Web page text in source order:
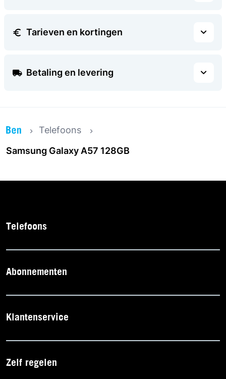
Tarieven en kortingen
Betaling en levering
Telefoons
Samsung Galaxy A57 128GB
Telefoons
Abonnementen
Klantenservice
Zelf regelen